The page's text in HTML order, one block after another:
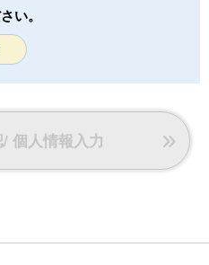
い。
個人情報入力